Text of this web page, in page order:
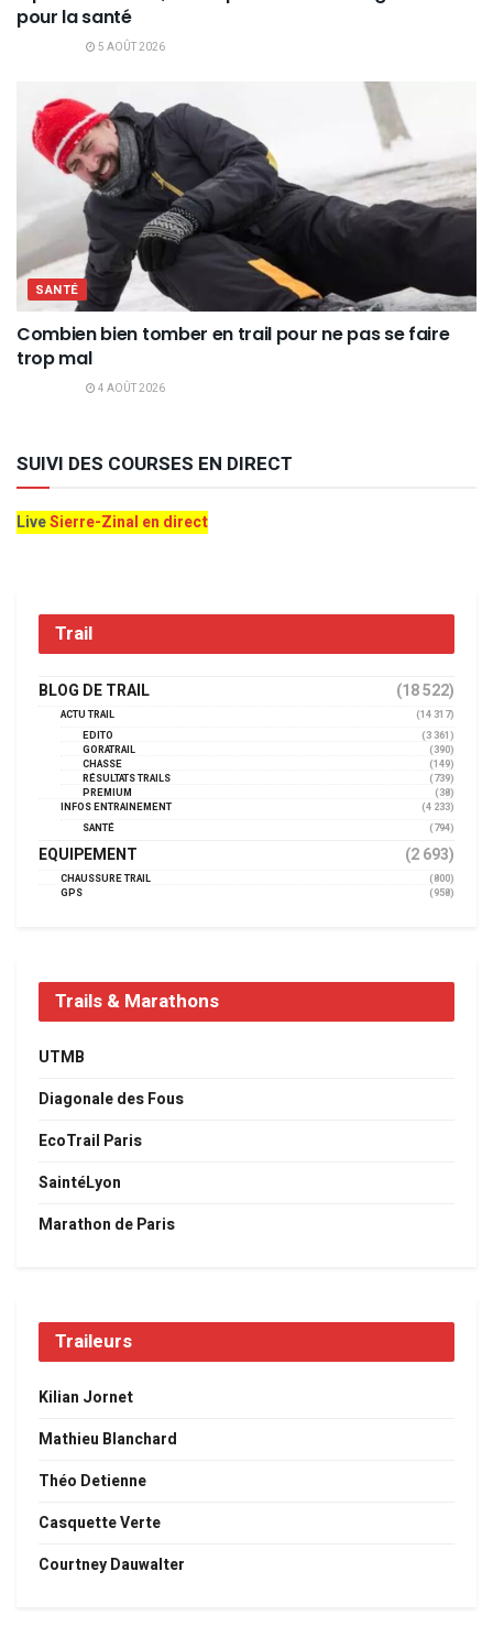
pour la santé
5 AOÛT 2026
SANTÉ
Combien bien tomber en trail pour ne pas se faire
trop mal
4 AOÛT 2026
SUIVI DES COURSES EN DIRECT
LiveSierre-Zinal en direct
Trail
BLOG DE TRAIL (18 522)
ACTU TRAIL
(14 317)
EDITO
(3 361)
GORATRAIL
(390)
CHASSE
(149)
RÉSULTATS TRAILS
(739)
PREMIUM
(38)
INFOS ENTRAINEMENT
(4 233)
SANTÉ
(794)
EQUIPEMENT (2 693)
CHAUSSURE TRAIL
(800)
GPS
(958)
Trails & Marathons
UTMB
Diagonale des Fous
EcoTrail Paris
SaintéLyon
Marathon de Paris
Traileurs
Kilian Jornet
Mathieu Blanchard
Théo Detienne
Casquette Verte
Courtney Dauwalter